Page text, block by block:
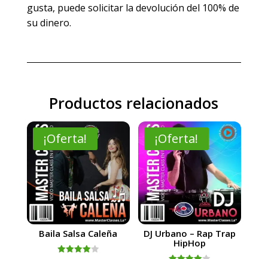
gusta, puede solicitar la devolución del 100% de
su dinero.
Productos relacionados
¡Oferta!
Baila Salsa Caleña
¡Oferta!
DJ Urbano – Rap Trap
HipHop